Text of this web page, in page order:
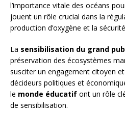
l’importance vitale des océans
jouent un rôle crucial dans la
production d’oxygène et la
La sensibilisation du grand
préservation des écosystèmes
susciter un engagement citoyen
décideurs politiques et
le monde éducatif ont un rôle
de sensibilisation.